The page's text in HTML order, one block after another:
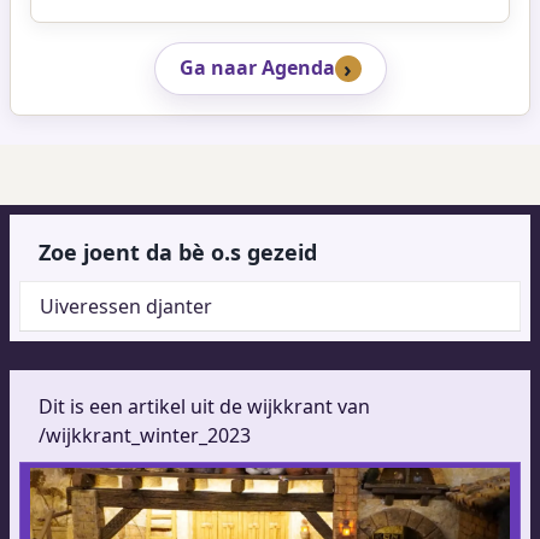
Ga naar Agenda
Zoe joent da bè o.s gezeid
Uiveressen djanter
Dit is een artikel uit de wijkkrant van
/wijkkrant_winter_2023